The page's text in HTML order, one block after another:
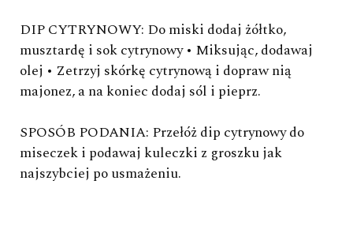
DIP CYTRYNOWY: Do miski dodaj żółtko,
musztardę i sok cytrynowy • Miksując, dodawaj
olej • Zetrzyj skórkę cytrynową i dopraw nią
majonez, a na koniec dodaj sól i pieprz.
SPOSÓB PODANIA: Przełóż dip cytrynowy do
miseczek i podawaj kuleczki z groszku jak
najszybciej po usmażeniu.